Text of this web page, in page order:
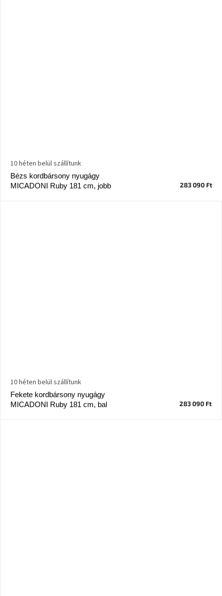
Bézs kordbársony nyugágy
MICADONI Ruby 181 cm, jobb
10 héten belül szállítunk
283 090 Ft
Fekete kordbársony nyugágy
MICADONI Ruby 181 cm, bal
10 héten belül szállítunk
283 090 Ft